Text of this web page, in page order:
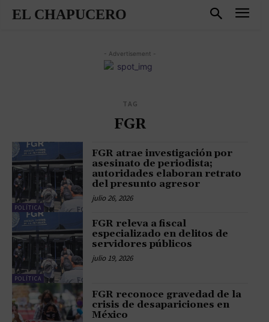
EL CHAPUCERO
- Advertisement -
TAG
FGR
POLÍTICA
FGR atrae investigación por
asesinato de periodista;
autoridades elaboran retrato
del presunto agresor
julio 26, 2026
POLÍTICA
FGR releva a fiscal
especializado en delitos de
servidores públicos
julio 19, 2026
FGR reconoce gravedad de la
crisis de desapariciones en
México